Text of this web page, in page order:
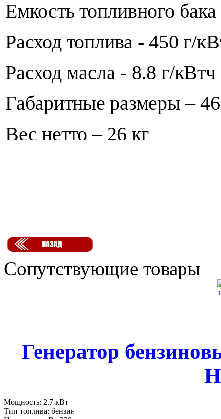
Емкость топливного
Расход топлива - 450 г/
Расход масла - 8.8 г/кВтч
Габаритные размеры –
Вес нетто – 26 кг
Сопутствующие товары
Генератор
Мощность: 2.7 кВт
Тип топлива: бензин